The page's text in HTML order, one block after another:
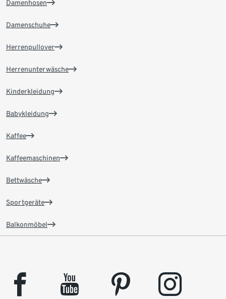
Damenhosen
Damenschuhe
Herrenpullover
Herrenunterwäsche
Kinderkleidung
Babykleidung
Kaffee
Kaffeemaschinen
Bettwäsche
Sportgeräte
Balkonmöbel
facebook youtube pinterest instagram